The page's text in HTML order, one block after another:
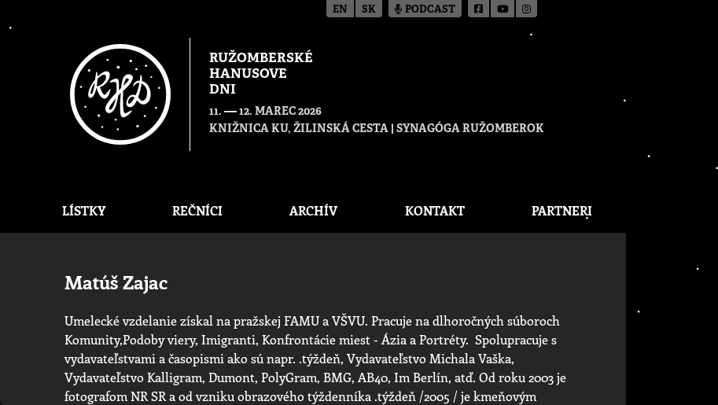
RUŽOMBERSKÉ
HANUSOVE
DNI
11. — 12. MAREC 2026
KNIŽNICA KU, ŽILINSKÁ CESTA | SYNAGÓGA RUŽOMBEROK
LÍSTKY REČNÍCI ARCHÍV KONTAKT PARTNERI
Matúš Zajac
Umelecké vzdelanie získal na pražskej FAMU a VŠVU. Pracuje na dlhoročných súboroch
Komunity,Podoby viery, Imigranti, Konfrontácie miest - Ázia a Portréty. Spolupracuje s
vydavateľstvami a časopismi ako sú napr. .týždeň, Vydavateľstvo Michala Vaška,
Vydavateľstvo Kalligram, Dumont, PolyGram, BMG, AB40, Im Berlín, atď. Od roku 2003 je
fotografom NR SR a od vzniku obrazového týždenníka .týždeň /2005 / je kmeňovým
EN SK PODCAST